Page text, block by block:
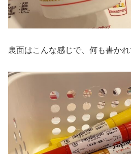
裏面はこんな感じで、何も書かれ